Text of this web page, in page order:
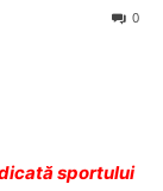
0
sportului